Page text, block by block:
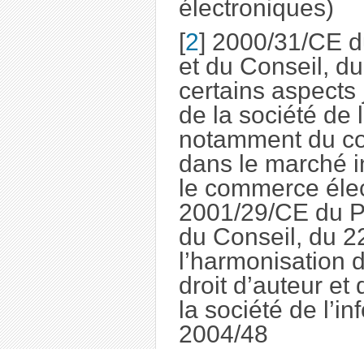
électroniques)
[2] 2000/31/CE
et du Conseil,
certains
de la société de
notamment du
dans le marché
le commerce
2001/29/CE du
du Conseil, du
l’harmonisation
droit d’auteur et
la société de
2004/48